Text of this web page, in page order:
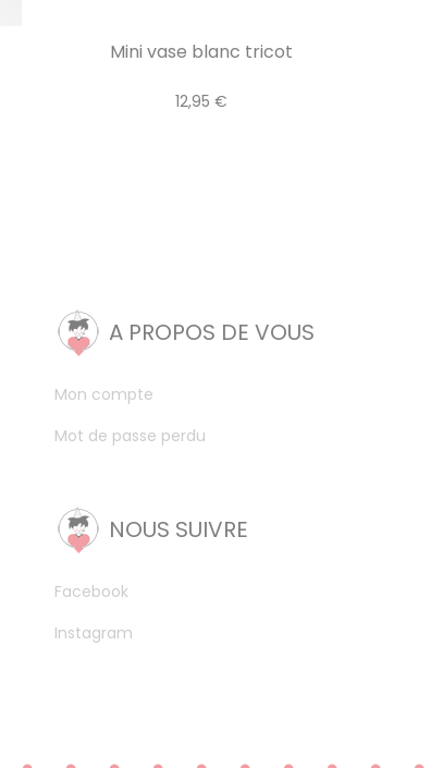
Mini vase blanc tricot
12,95 €
A PROPOS DE VOUS
Mon compte
Mot de passe perdu
NOUS SUIVRE
Facebook
Instagram